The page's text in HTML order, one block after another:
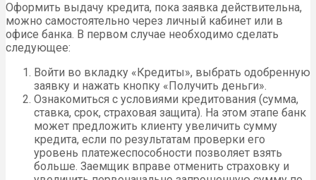
Оформить выдачу кредита, пока заявка действительна,
можно самостоятельно через личный кабинет или в
офисе банка. В первом случае необходимо сделать
следующее:
Войти во вкладку «Кредиты», выбрать одобренную
заявку и нажать кнопку «Получить деньги».
Ознакомиться с условиями кредитования (сумма,
ставка, срок, страховая защита). На этом этапе банк
может предложить клиенту увеличить сумму
кредита, если по результатам проверки его
уровень платежеспособности позволяет взять
больше. Заемщик вправе отменить страховку и